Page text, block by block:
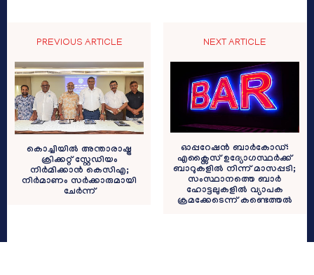
PREVIOUS ARTICLE
കൊച്ചിയിൽ അന്താരാഷ്ട്ര
ക്രിക്കറ്റ് സ്റ്റേഡിയം
നിർമിക്കാൻ കെസിഎ;
നിർമാണം സർക്കാരുമായി
ചേർന്ന്
NEXT ARTICLE
ഓപ്പറേഷൻ ബാർകോഡ്:
എക്സൈസ് ഉദ്യോഗസ്ഥർക്ക്
ബാറുകളിൽ നിന്ന് മാസപ്പടി;
സംസ്ഥാനത്തെ ബാർ
ഹോട്ടലുകളിൽ വ്യാപക
ക്രമക്കേടെന്ന് കണ്ടെത്തൽ